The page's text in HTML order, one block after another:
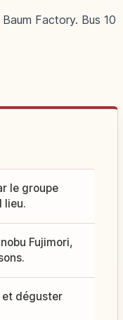
Factory. Bus 10
le groupe
lieu.
Fujimori,
et déguster